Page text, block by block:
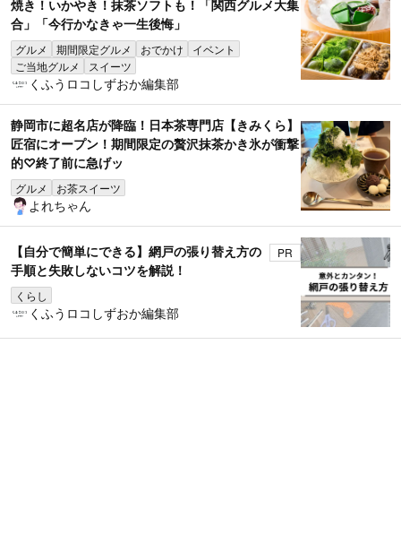
焼き！いかやき！抹茶ソフトも！「関西グルメ大集
合」「今行かなきゃ一生後悔」
グルメ 期間限定グルメ おでかけ
イベント
ご当地グルメ
スイーツ
くふうロコしずおか編集部
静岡市に超名店が降臨！日本茶専門店【きみくら】
匠宿にオープン！期間限定の贅沢抹茶かき氷が衝撃
的♡終了前に急げッ
グルメ お茶スイーツ
よれちゃん
【自分で簡単にできる】網戸の張り替え方の
手順と失敗しないコツを解説！
くらし
PR
くふうロコしずおか編集部